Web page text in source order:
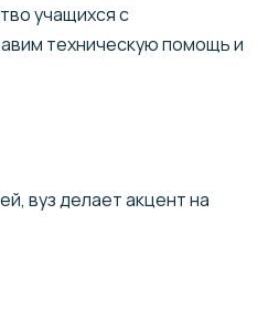
учащихся с
техническую помощь и
вуз делает акцент на